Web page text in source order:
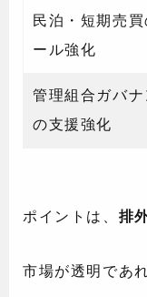
民泊・短期売
ール強化
管理組合ガバナ
の支援強化
ポイントは、 排
市場が透明であ